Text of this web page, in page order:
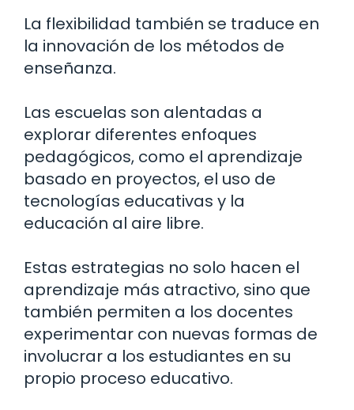
La flexibilidad también se traduce en
la innovación de los métodos de
enseñanza.
Las escuelas son alentadas a
explorar diferentes enfoques
pedagógicos, como el aprendizaje
basado en proyectos, el uso de
tecnologías educativas y la
educación al aire libre.
Estas estrategias no solo hacen el
aprendizaje más atractivo, sino que
también permiten a los docentes
experimentar con nuevas formas de
involucrar a los estudiantes en su
propio proceso educativo.